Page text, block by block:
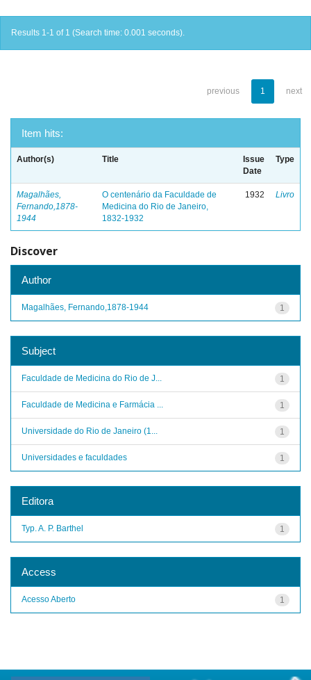
Results 1-1 of 1 (Search time: 0.001 seconds).
previous 1 next
Item hits:
Author(s) Title
Issue
Date
Type
Magalhães,
Fernando,1878-
1944
O centenário da Faculdade de
Medicina do Rio de Janeiro,
1832-1932
1932 Livro
Discover
Author
1
Magalhães, Fernando,1878-1944
Subject
1
Faculdade de Medicina do Rio de J...
1
Faculdade de Medicina e Farmácia ...
1
Universidade do Rio de Janeiro (1...
1
Universidades e faculdades
Editora
1
Typ. A. P. Barthel
Access
1
Acesso Aberto